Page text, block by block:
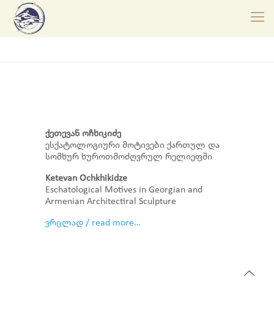
ქეთევან ოჩხიკიძე
ესქატოლოგიური მოტივები ქართულ და
სომხურ ხუროთმოძღვრულ რელიეფში
Ketevan Ochkhikidze
Eschatological Motives in Georgian and
Armenian Architectiral Sculpture
ვრცლად / read more…